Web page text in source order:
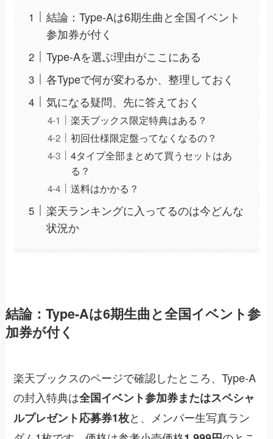
結論：Type-Aは6期生曲と全国イベント
参加券が付く
Type-Aを選ぶ理由がここにある
各Typeで何が変わるか、整理しておく
気になる疑問、先に答えておく
楽天ブックス限定特典はある？
初回仕様限定盤ってなくなるの？
4タイプ全部まとめて買うセットはあ
る？
送料はかかる？
楽天ランキングに入ってるのは今どんな
状況か
結論：Type-Aは6期生曲と全国イベント参
加券が付く
楽天ブックスのページで確認したところ、Type-A
の封入特典は全国イベント参加券またはスペシャ
ルプレゼント応募券1枚と、メンバー生写真ラン